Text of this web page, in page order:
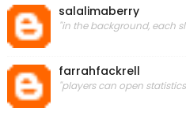
salalimaberry
"in the background, each
farrahfackrell
"players can open